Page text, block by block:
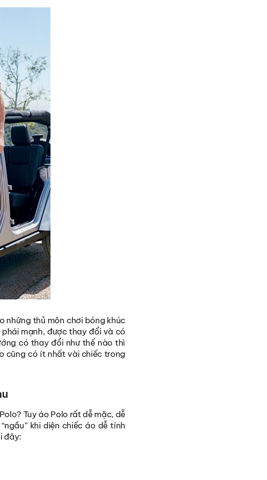
những thủ môn chơi bóng khúc
mạnh, được thay đổi và có
có thay đổi như thế nào thì
cũng có ít nhất vài chiếc trong
Tuy áo Polo rất dễ mặc, dễ
khi diện chiếc áo dễ tính
đây: